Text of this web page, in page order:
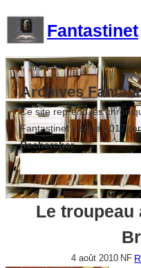
contenu
Fantastinet
Archives
Ce site reprend les
Fantastinet jusque 2017
Rechercher
Le troupeau
4 août 2010 NF